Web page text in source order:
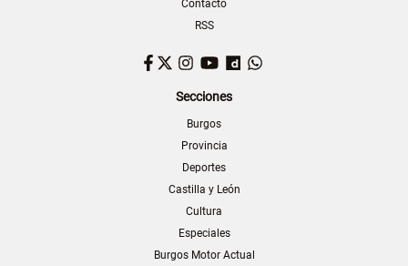
Contacto
RSS
Facebook
TwitterInstagram
YouTubeDailymotion
Secciones
Burgos
Provincia
Deportes
Castilla y León
Cultura
Especiales
Burgos Motor Actual